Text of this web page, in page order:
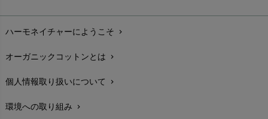
配送と送料chevron_right
在庫状況と発送予定chevron_right
サイズ・寸法chevron_right
生地・素材chevron_right
ハーモネイチャーにようこそ chevron_right
オーガニックコットンとは chevron_right
個人情報取り扱いについて chevron_right
環境への取り組み chevron_right